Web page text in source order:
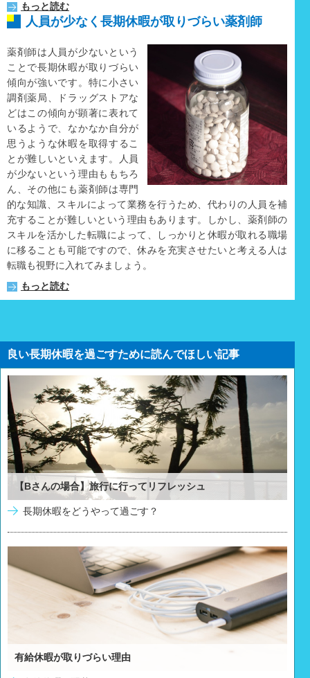
もっと読む
人員が少なく長期休暇が取りづらい薬剤師
薬剤師は人員が少ないという
ことで長期休暇が取りづらい
傾向が強いです。特に小さい
調剤薬局、ドラッグストアな
どはこの傾向が顕著に表れて
いるようで、なかなか自分が
思うような休暇を取得するこ
とが難しいといえます。人員
が少ないという理由ももちろ
ん、その他にも薬剤師は専門
的な知識、スキルによって業務を行うため、代わりの人員を補
充することが難しいという理由もあります。しかし、薬剤師の
スキルを活かした転職によって、しっかりと休暇が取れる職場
に移ることも可能ですので、休みを充実させたいと考える人は
転職も視野に入れてみましょう。
もっと読む
良い長期休暇を過ごすために読んでほしい記事
【Bさんの場合】旅行に行ってリフレッシュ
長期休暇をどうやって過ごす？
有給休暇が取りづらい理由